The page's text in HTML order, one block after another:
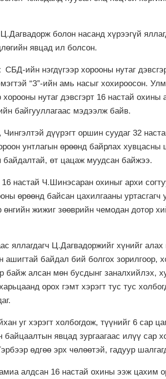
болон насанд хүрээгүй
явцад ил болсон.
ийн нэгдүгээр хорооны нутаг
“З”-ийн амь насыг хохироосон.
нутаг дэвсгэрт 16 настай охины
байгууллагаас мэдээлж байв.
Чингэлтэй дүүрэгт оршин суудаг 32
унтлагын өрөөнд байрлах
байдалтай, өт цацаж муудсан байжээ.
настай Ч.Шинэсаран охиныг архи
өрөөнд байсан цахилгааны
жижиг зөөврийн чемодан дотор
яллагдагч Ц.Дагвадоржийг хүнийг алах
ашигтай байдал бий болгох зорилгоор,
байж алсан мөн бусдынг заналхийлэх,
орох гэмт хэрэгт тус тус
уг хэрэгт холбогдож, түүнийг 6 сар
байцаалтын явцад зургаагаас илүү сар
өдгөө эрх чөлөөтэй, гадуур
алдсан 16 настай охины ээж цахим